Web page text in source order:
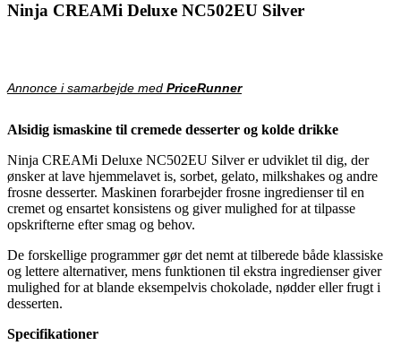
Ninja CREAMi Deluxe NC502EU Silver
Annonce i samarbejde med PriceRunner
Alsidig ismaskine til cremede desserter og kolde drikke
Ninja CREAMi Deluxe NC502EU Silver er udviklet til dig, der
ønsker at lave hjemmelavet is, sorbet, gelato, milkshakes og andre
frosne desserter. Maskinen forarbejder frosne ingredienser til en
cremet og ensartet konsistens og giver mulighed for at tilpasse
opskrifterne efter smag og behov.
De forskellige programmer gør det nemt at tilberede både klassiske
og lettere alternativer, mens funktionen til ekstra ingredienser giver
mulighed for at blande eksempelvis chokolade, nødder eller frugt i
desserten.
Specifikationer